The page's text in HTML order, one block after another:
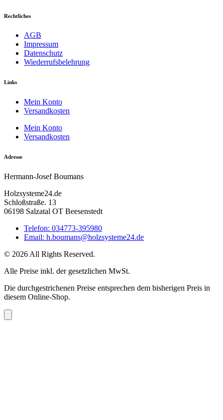
Rechtliches
AGB
Impressum
Datenschutz
Wiederrufsbelehrung
Links
Mein Konto
Versandkosten
Mein Konto
Versandkosten
Adresse
Hermann-Josef Boumans
Holzsysteme24.de
Schloßstraße. 13
06198 Salzatal OT Beesenstedt
Telefon: 034773-395980
Email: h.boumans@holzsysteme24.de
© 2026 All Rights Reserved.
Alle Preise inkl. der gesetzlichen MwSt.
Die durchgestrichenen Preise entsprechen dem bisherigen Preis in
diesem Online-Shop.